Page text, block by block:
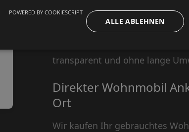
legen Wert auf eine faire
1A-Caravaning in Mülheim
transparent und ohne lange
Direkter Wohnmobil
Ort
Wir kaufen Ihr gebrauchtes
ALLE ABLEHNEN
POWERED BY COOKIESCRIPT